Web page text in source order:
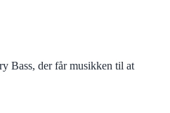
Bass, der får musikken til at